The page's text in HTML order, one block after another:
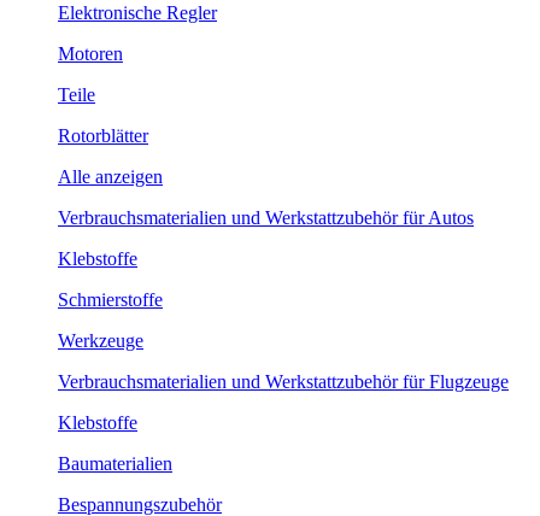
Elektronische Regler
Motoren
Teile
Rotorblätter
Alle anzeigen
Verbrauchsmaterialien und Werkstattzubehör für Autos
Klebstoffe
Schmierstoffe
Werkzeuge
Verbrauchsmaterialien und Werkstattzubehör für Flugzeuge
Klebstoffe
Baumaterialien
Bespannungszubehör